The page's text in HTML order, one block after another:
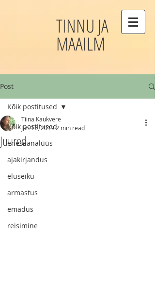
TINNU JA
MAAILM
Post
Kõik postitused
eneseanalüüs
ajakirjandus
eluseiku
armastus
emadus
reisimine
Kõik postitused
Juured
Tiina Kaukvere
Jan 16, 20192 min read